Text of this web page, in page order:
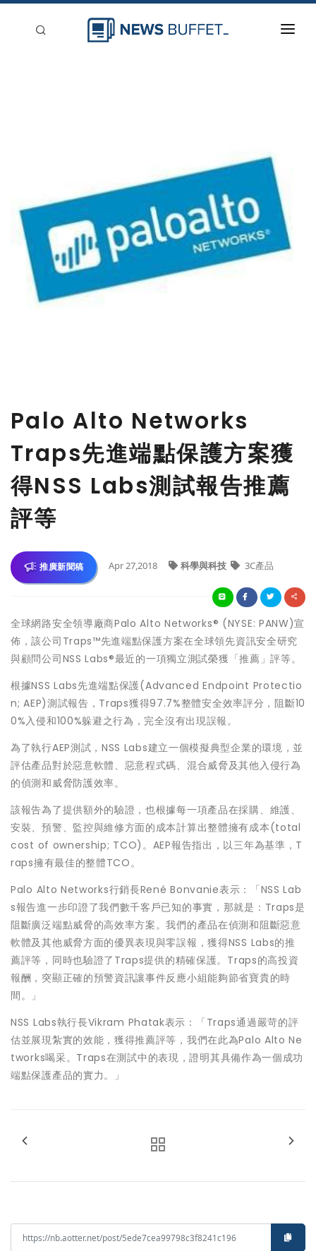
Palo Alto Networks
Traps先進端點保護方案獲
得NSS Labs測試報告推薦
評等
推廣新聞稿 Apr 27,2018 科學與科技 3C產品
全球網路安全領導廠商Palo Alto Networks® (NYSE: PANW)宣
佈，該公司Traps™先進端點保護方案在全球領先資訊安全研究
與顧問公司NSS Labs®最近的一項獨立測試榮獲「推薦」評等。
根據NSS Labs先進端點保護(Advanced Endpoint Protectio
n; AEP)測試報告，Traps獲得97.7%整體安全效率評分，阻斷10
0%入侵和100%躲避之行為，完全沒有出現誤報。
為了執行AEP測試，NSS Labs建立一個模擬典型企業的環境，並
評估產品對於惡意軟體、惡意程式碼、混合威脅及其他入侵行為
的偵測和威脅防護效率。
該報告為了提供額外的驗證，也根據每一項產品在採購、維護、
安裝、預警、監控與維修方面的成本計算出整體擁有成本(total
cost of ownership; TCO)。AEP報告指出，以三年為基準，T
raps擁有最佳的整體TCO。
Palo Alto Networks行銷長René Bonvanie表示：「NSS Lab
s報告進一步印證了我們數千客戶已知的事實，那就是：Traps是
阻斷廣泛端點威脅的高效率方案。我們的產品在偵測和阻斷惡意
軟體及其他威脅方面的優異表現與零誤報，獲得NSS Labs的推
薦評等，同時也驗證了Traps提供的精確保護。Traps的高投資
報酬，突顯正確的預警資訊讓事件反應小組能夠節省寶貴的時
間。」
NSS Labs執行長Vikram Phatak表示：「Traps通過嚴苛的評
估並展現紮實的效能，獲得推薦評等，我們在此為Palo Alto Ne
tworks喝采。Traps在測試中的表現，證明其具備作為一個成功
端點保護產品的實力。」